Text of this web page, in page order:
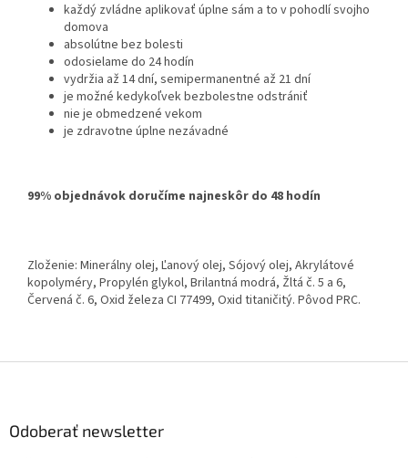
každý zvládne aplikovať úplne sám a to v pohodlí svojho
domova
absolútne bez bolesti
odosielame do 24 hodín
vydržia až 14 dní, semipermanentné až 21 dní
je možné kedykoľvek bezbolestne odstrániť
nie je obmedzené vekom
je zdravotne úplne nezávadné
99% objednávok doručíme najneskôr do 48 hodín
Zloženie: Minerálny olej, Ľanový olej, Sójový olej, Akrylátové
kopolyméry, Propylén glykol, Brilantná modrá, Žltá č. 5 a 6,
Červená č. 6, Oxid železa CI 77499, Oxid titaničitý. Pôvod PRC.
Odoberať newsletter